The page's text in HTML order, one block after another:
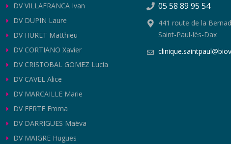
DV VILLAFRANCA Ivan
DV DUPIN Laure
DV HURET Matthieu
DV CORTIANO Xavier
DV CRISTOBAL GOMEZ Lucia
DV CAVEL Alice
DV MARCAILLE Marie
DV FERTE Emma
DV DARRIGUES Maëva
DV MAIGRE Hugues
05 58 89 95 54
441 route de la
Saint-Paul-lès-Dax